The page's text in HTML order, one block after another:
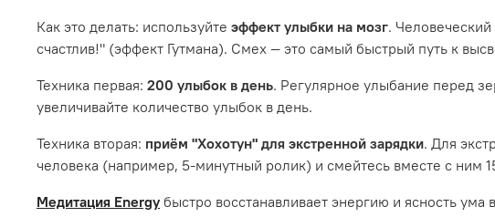
Как это делать: используйте эффект улыбки на мозг.
счастлив!" (эффект Гутмана). Смех — это самый быстрый путь к
Техника первая: 200 улыбок в день. Регулярное улыбание перед
увеличивайте количество улыбок в день.
Техника вторая: приём "Хохотун" для экстренной зарядки. Для
человека (например, 5-минутный ролик) и смейтесь вместе с ним
Медитация Energy быстро восстанавливает энергию и ясность ума